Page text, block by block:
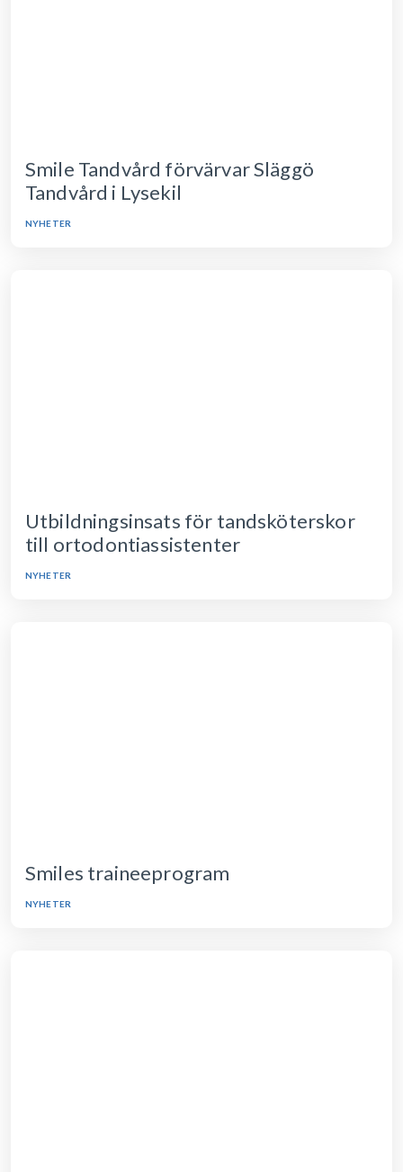
Smile Tandvård förvärvar Släggö
Tandvård i Lysekil
NYHETER
Utbildningsinsats för tandsköterskor
till ortodontiassistenter
NYHETER
Smiles traineeprogram
NYHETER